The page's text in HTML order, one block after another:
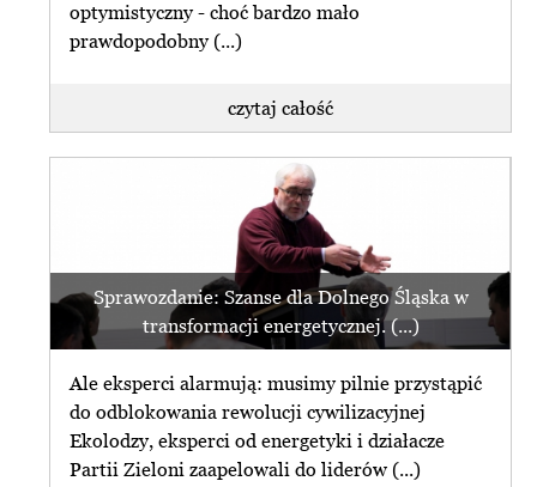
optymistyczny - choć bardzo mało
prawdopodobny (...)
czytaj całość
Sprawozdanie: Szanse dla Dolnego Śląska w
transformacji energetycznej. (...)
Ale eksperci alarmują: musimy pilnie przystąpić
do odblokowania rewolucji cywilizacyjnej
Ekolodzy, eksperci od energetyki i działacze
Partii Zieloni zaapelowali do liderów (...)